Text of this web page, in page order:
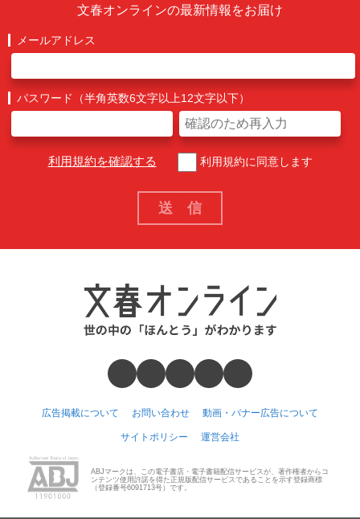
文春オンラインの最新情報をお届け
メールアドレス
パスワード（半角英数6文字以上12文字以下）
利用規約を確認する 利用規約に同意します
広告掲載について お問い合わせ 動画・バナー広告について
サイトポリシー 運営会社
ABJマークは、この電子書店・電子書籍配信サービスが、著作権者からコ
ンテンツ使用許諾を得た正規版配信サービスであることを示す登録商標
（登録番号6091713号）です。